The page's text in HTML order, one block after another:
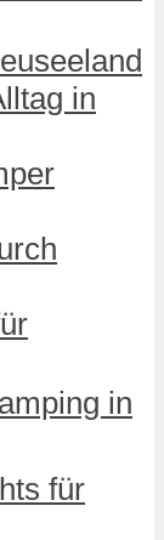
in
in
für